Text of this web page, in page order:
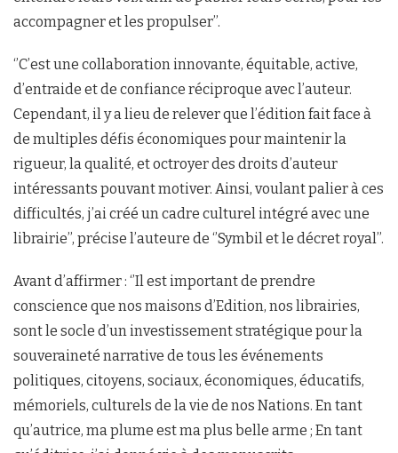
accompagner et les propulser’’.
‘’C’est une collaboration innovante, équitable, active,
d’entraide et de confiance réciproque avec l’auteur.
Cependant, il y a lieu de relever que l’édition fait face à
de multiples défis économiques pour maintenir la
rigueur, la qualité, et octroyer des droits d’auteur
intéressants pouvant motiver. Ainsi, voulant palier à ces
difficultés, j’ai créé un cadre culturel intégré avec une
librairie’’, précise l’auteure de ‘’Symbil et le décret royal’’.
Avant d’affirmer : ‘’Il est important de prendre
conscience que nos maisons d’Edition, nos librairies,
sont le socle d’un investissement stratégique pour la
souveraineté narrative de tous les événements
politiques, citoyens, sociaux, économiques, éducatifs,
mémoriels, culturels de la vie de nos Nations. En tant
qu’autrice, ma plume est ma plus belle arme ; En tant